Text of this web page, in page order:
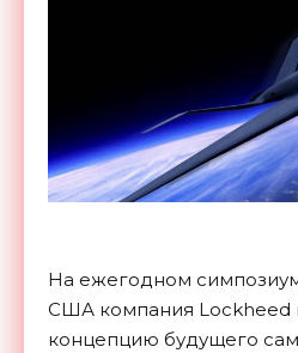
На ежегодном
США компания Lockheed
концепцию будущего